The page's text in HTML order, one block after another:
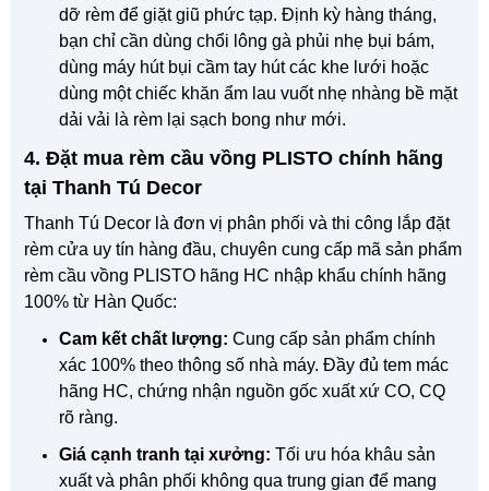
dỡ rèm để giặt giũ phức tạp. Định kỳ hàng tháng,
bạn chỉ cần dùng chổi lông gà phủi nhẹ bụi bám,
dùng máy hút bụi cầm tay hút các khe lưới hoặc
dùng một chiếc khăn ẩm lau vuốt nhẹ nhàng bề mặt
dải vải là rèm lại sạch bong như mới.
4. Đặt mua rèm cầu vồng PLISTO chính hãng
tại Thanh Tú Decor
Thanh Tú Decor là đơn vị phân phối và thi công lắp đặt
rèm cửa uy tín hàng đầu, chuyên cung cấp mã sản phẩm
rèm cầu vồng PLISTO hãng HC nhập khẩu chính hãng
100% từ Hàn Quốc:
Cam kết chất lượng: Cung cấp sản phẩm chính
xác 100% theo thông số nhà máy. Đầy đủ tem mác
hãng HC, chứng nhận nguồn gốc xuất xứ CO, CQ
rõ ràng.
Giá cạnh tranh tại xưởng: Tối ưu hóa khâu sản
xuất và phân phối không qua trung gian để mang